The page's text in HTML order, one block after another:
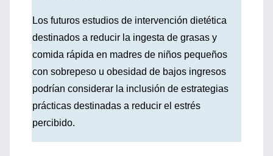
Los futuros estudios de intervención dietética
destinados a reducir la ingesta de grasas y
comida rápida en madres de niños pequeños
con sobrepeso u obesidad de bajos ingresos
podrían considerar la inclusión de estrategias
prácticas destinadas a reducir el estrés
percibido.